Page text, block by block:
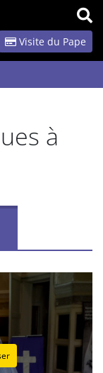
Visite du Pape
à